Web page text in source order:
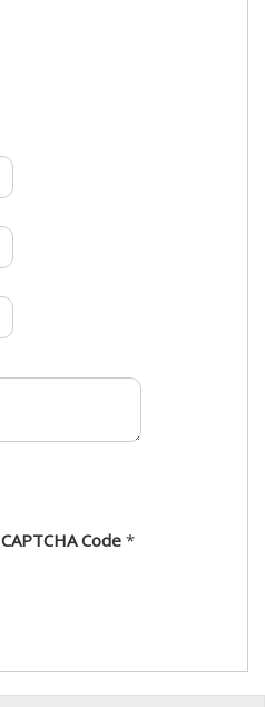
CAPTCHA Code *